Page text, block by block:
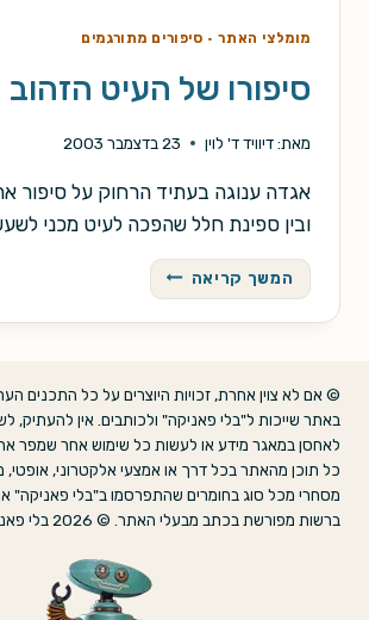
מומלצי האתר· סיפורים מתורגמים
סיפורו של העיט הזהוב
מאת:דיוויד ד' לוין 23 בדצמבר 2003
אגדה ענוגה בעתיד הרחוק על סיפור
ובין ספינת חלל שהפכה לעיט מכני
המשך קריאה סיפורו
של
העיט
© אם לא צוין אחרת, זכויות היוצרים על כל התכנים
באתר שייכות ל"בלי פאניקה" ולכותבים. אין להעתיק,
לאחסן במאגר מידע או לעשות כל שימוש אחר שמפר את
כל תוכן מהאתר בכל דרך או אמצעי אלקטרוני, אופטי,
מסחרי מכל סוג בחומרים שהתפרסמו ב"בלי פאניקה"
ברשות מפורשת בכתב מבעלי האתר. © 2026 בלי פאניקה